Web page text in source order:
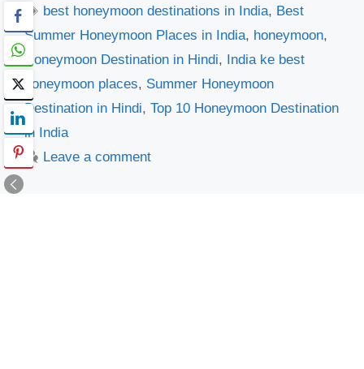
Tags
best honeymoon destinations in India, Best
Summer Honeymoon Places in India, honeymoon,
Honeymoon Destination in Hindi, India ke best
honeymoon places, Summer Honeymoon
Destination in Hindi, Top 10 Honeymoon Destination
in India
Leave a comment